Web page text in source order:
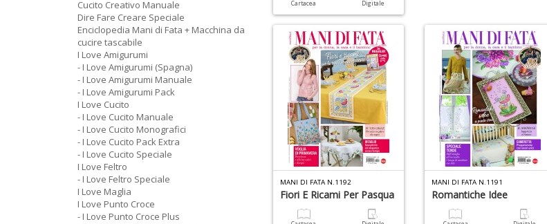
Cartacea Digitale
MANI DI FATA N.1192
Fiori E Ricami Per Pasqua
MANI DI FATA N.1191
Romantiche Idee
Cucito Creativo Manuale
Dire Fare Creare Speciale
Enciclopedia Mani di Fata + Macchina da
cucire tascabile
I Love Amigurumi
- I Love Amigurumi (Spagna)
- I Love Amigurumi Manuale
- I Love Amigurumi Pack
I Love Cucito
- I Love Cucito Manuale
- I Love Cucito Monografici
- I Love Cucito Pack Extra
- I Love Cucito Speciale
I Love Feltro
- I Love Feltro Speciale
I Love Maglia
I Love Punto Croce
- I Love Punto Croce Plus